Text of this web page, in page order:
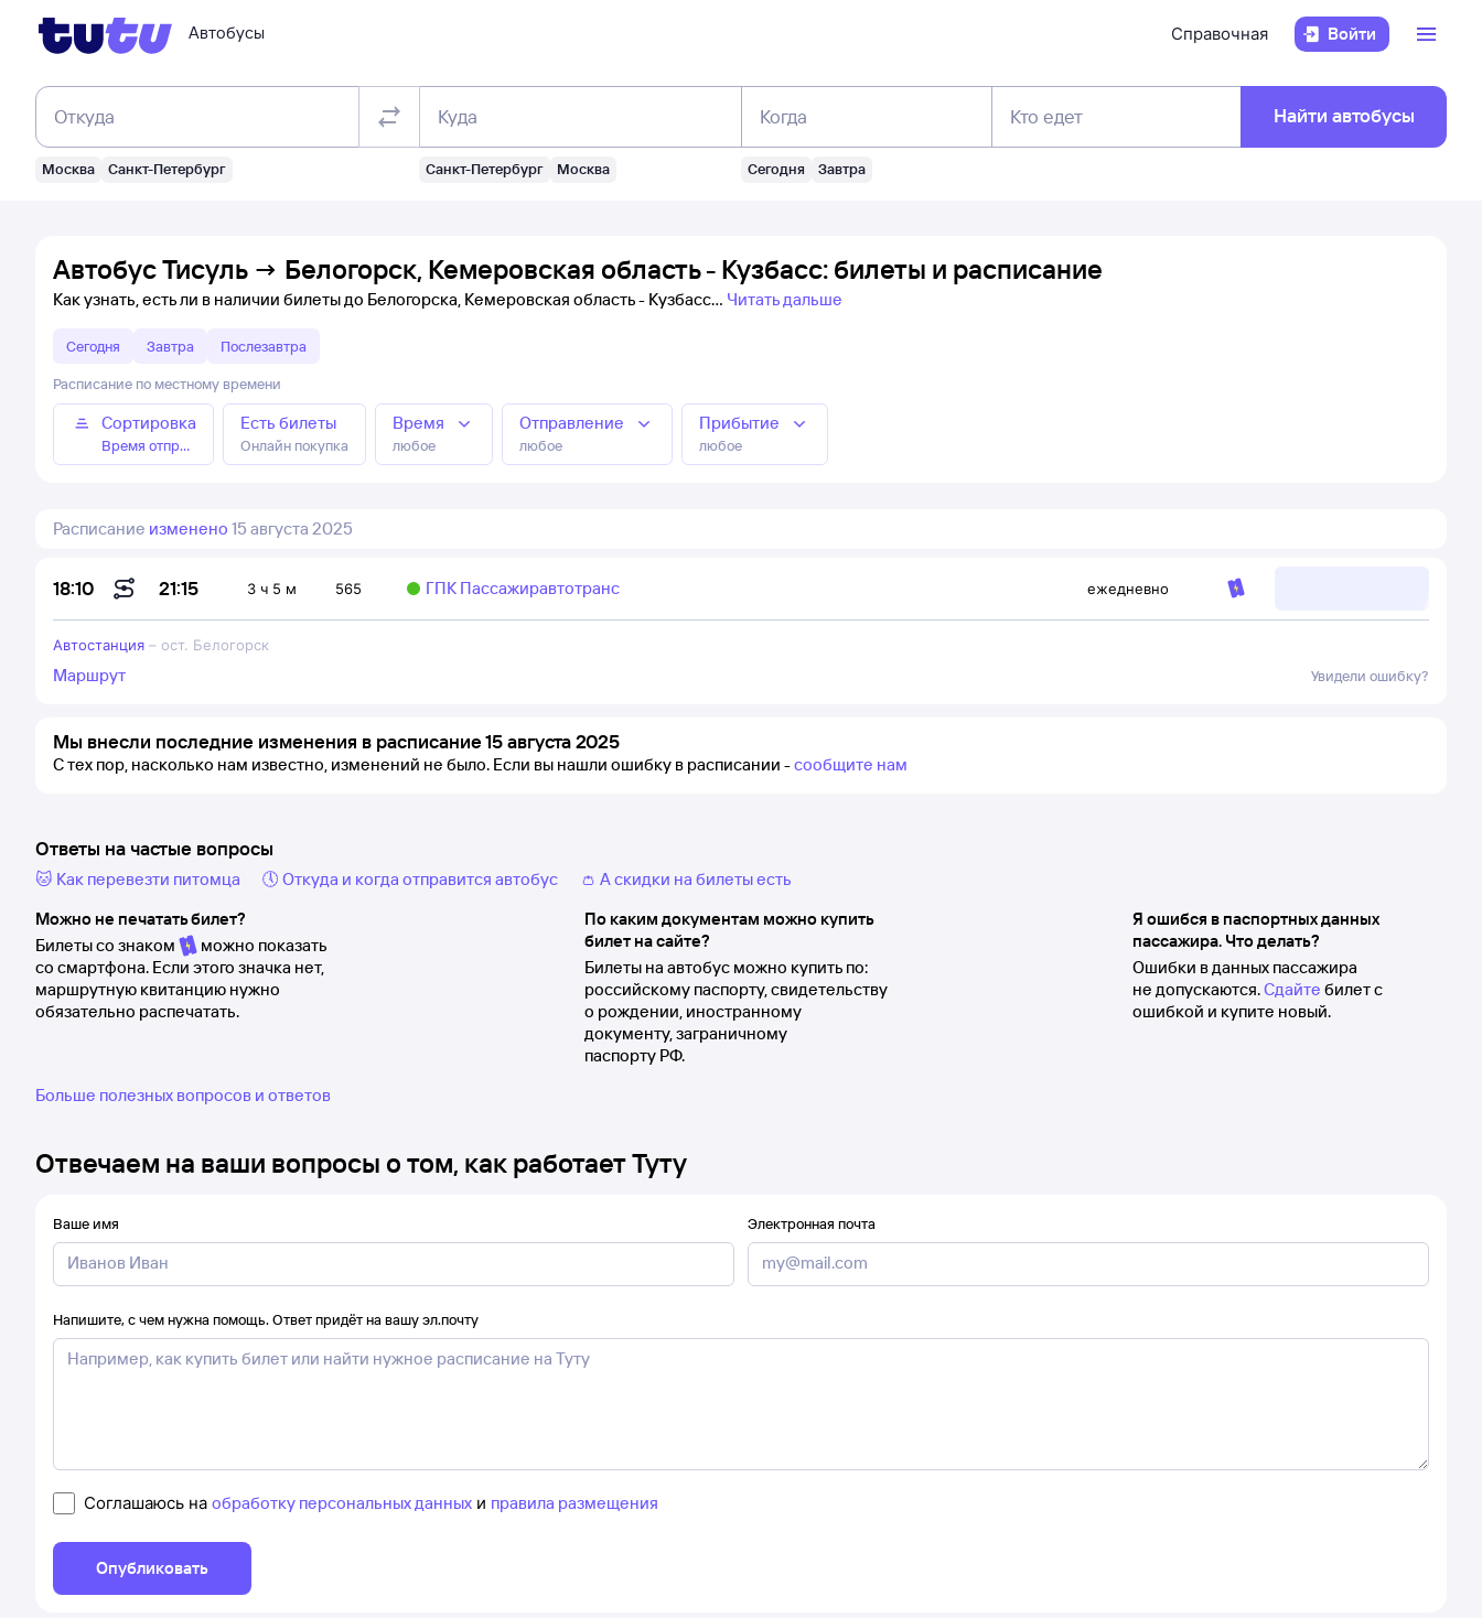
Автобусы Справочная Войти
Откуда
Москва Санкт-Петербург
Куда
Санкт-Петербург Москва
Когда
Сегодня Завтра
Кто едет Найти автобусы
Автобус Тисуль → Белогорск, Кемеровская область - Кузбасс: билеты и расписание
Как узнать, есть ли в наличии билеты до Белогорска, Кемеровская область - Кузбасс Читать дальше
Сегодня Завтра Послезавтра
Расписание по местному времени
Сортировка
Время отправления
Есть билеты
Онлайн покупка
Время
любое
Отправление
любое
Прибытие
любое
Расписание изменено 15 августа 2025
18:10 21:15 3 ч 5 м 565 ГПК Пассажиравтотранс ежедневно
Автостанция – ост. Белогорск
Маршрут Увидели ошибку?
Мы внесли последние изменения в расписание 15 августа 2025
С тех пор, насколько нам известно, изменений не было. Если вы нашли ошибку в расписании -сообщите нам
Ответы на частые вопросы
🐱 Как перевезти питомца 🕔 Откуда и когда отправится автобус
👛 А скидки на билеты есть
Можно не печатать билет?
Билеты со знаком
можно показать
со смартфона. Если этого значка нет,
маршрутную квитанцию нужно
обязательно распечатать.
По каким документам можно купить
билет на сайте?
Билеты на автобус можно купить по:
российскому паспорту, свидетельству
о рождении, иностранному
документу, заграничному
паспорту РФ.
Я ошибся в паспортных данных
пассажира. Что делать?
Ошибки в данных пассажира
не допускаются.Сдайте билет с
ошибкой и купите новый.
Больше полезных вопросов и ответов
Отвечаем на ваши вопросы о том, как работает Туту
Ваше имя Электронная почта
Напишите, с чем нужна помощь. Ответ придёт на вашу эл.почту
Соглашаюсь на обработку персональных данных и правила размещения
Опубликовать